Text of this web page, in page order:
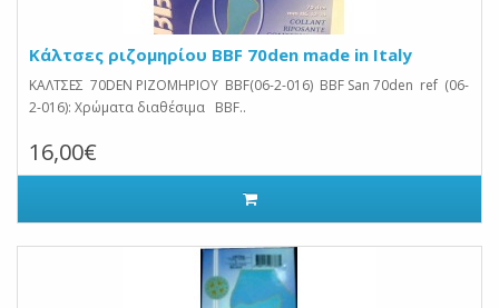
Κάλτσες ριζομηρίου BBF 70den made in Italy
ΚΑΛΤΣΕΣ 70DEN ΡΙΖΟΜΗΡΙΟΥ BBF(06-2-016) BBF San 70den ref (06-
2-016): Χρώματα διαθέσιμα BBF..
16,00€